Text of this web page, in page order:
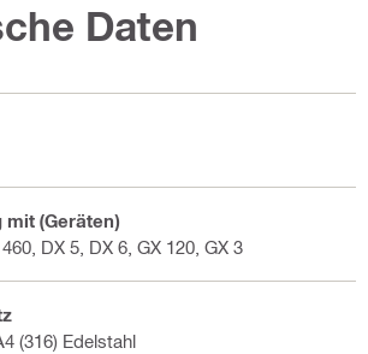
Daten
mit (Geräten)
460, DX 5, DX 6, GX 120, GX 3
(316) Edelstahl